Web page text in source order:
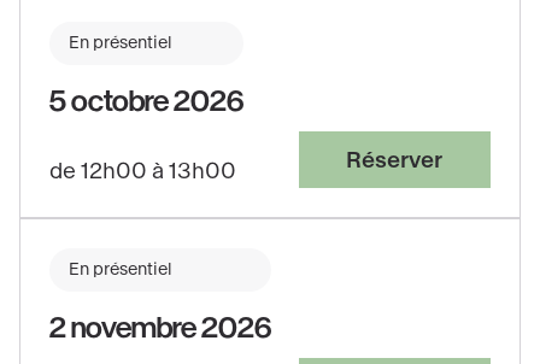
En présentiel
5 octobre 2026
de 12h00 à 13h00
Réserver
En présentiel
2 novembre 2026